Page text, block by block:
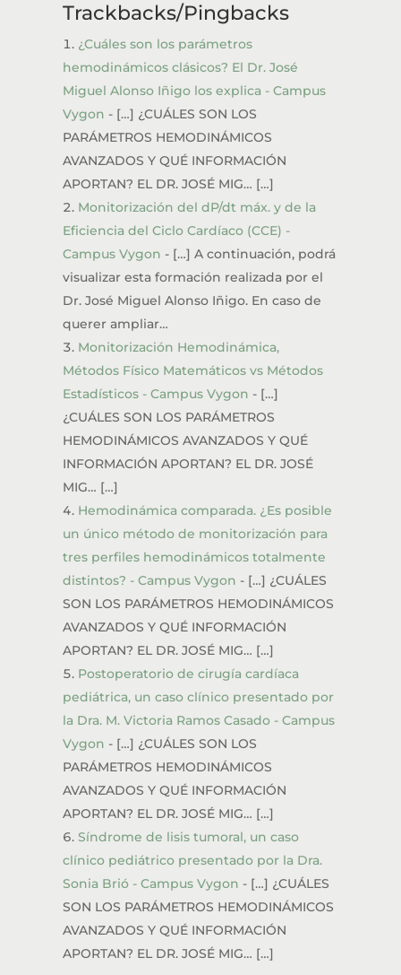
Trackbacks/Pingbacks
¿Cuáles son los parámetros
hemodinámicos clásicos? El Dr. José
Miguel Alonso Iñigo los explica - Campus
Vygon - […] ¿CUÁLES SON LOS
PARÁMETROS HEMODINÁMICOS
AVANZADOS Y QUÉ INFORMACIÓN
APORTAN? EL DR. JOSÉ MIG… […]
Monitorización del dP/dt máx. y de la
Eficiencia del Ciclo Cardíaco (CCE) -
Campus Vygon - […] A continuación, podrá
visualizar esta formación realizada por el
Dr. José Miguel Alonso Iñigo. En caso de
querer ampliar…
Monitorización Hemodinámica,
Métodos Físico Matemáticos vs Métodos
Estadísticos - Campus Vygon - […]
¿CUÁLES SON LOS PARÁMETROS
HEMODINÁMICOS AVANZADOS Y QUÉ
INFORMACIÓN APORTAN? EL DR. JOSÉ
MIG… […]
Hemodinámica comparada. ¿Es posible
un único método de monitorización para
tres perfiles hemodinámicos totalmente
distintos? - Campus Vygon - […] ¿CUÁLES
SON LOS PARÁMETROS HEMODINÁMICOS
AVANZADOS Y QUÉ INFORMACIÓN
APORTAN? EL DR. JOSÉ MIG… […]
Postoperatorio de cirugía cardíaca
pediátrica, un caso clínico presentado por
la Dra. M. Victoria Ramos Casado - Campus
Vygon - […] ¿CUÁLES SON LOS
PARÁMETROS HEMODINÁMICOS
AVANZADOS Y QUÉ INFORMACIÓN
APORTAN? EL DR. JOSÉ MIG… […]
Síndrome de lisis tumoral, un caso
clínico pediátrico presentado por la Dra.
Sonia Brió - Campus Vygon - […] ¿CUÁLES
SON LOS PARÁMETROS HEMODINÁMICOS
AVANZADOS Y QUÉ INFORMACIÓN
APORTAN? EL DR. JOSÉ MIG… […]